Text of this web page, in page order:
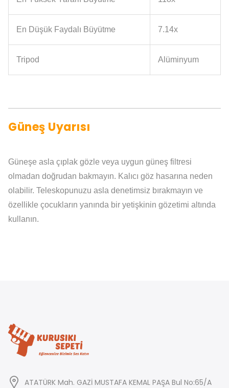
En Düşük Faydalı Büyütme 7.14x
Tripod Alüminyum
Güneş Uyarısı
Güneşe asla çıplak gözle veya uygun güneş filtresi
olmadan doğrudan bakmayın. Kalıcı göz hasarına neden
olabilir. Teleskopunuzu asla denetimsiz bırakmayın ve
özellikle çocukların yanında bir yetişkinin gözetimi altında
kullanın.
ATATÜRK Mah. GAZİ MUSTAFA KEMAL PAŞA Bul No:65/A